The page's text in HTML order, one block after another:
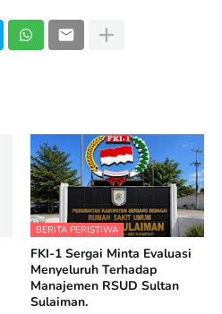
BERITA PERISTIWA
FKI-1 Sergai Minta Evaluasi
Menyeluruh Terhadap
Manajemen RSUD Sultan
Sulaiman.